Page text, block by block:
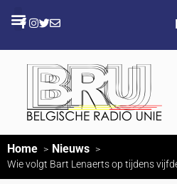
Home Nieuws
Wie volgt Bart Lenaerts op tijdens